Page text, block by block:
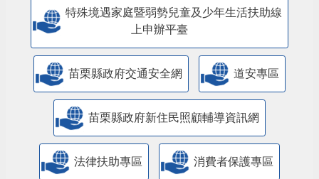
特殊境遇家庭暨弱勢兒童及少年生活扶助線
上申辦平臺
苗栗縣政府交通安全網 道安專區
苗栗縣政府新住民照顧輔導資訊網
法律扶助專區 消費者保護專區